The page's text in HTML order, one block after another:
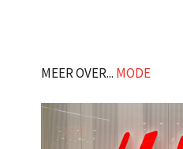
MEER OVER... MODE